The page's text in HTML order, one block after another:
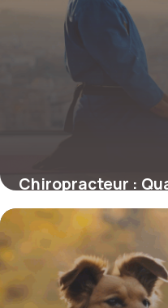
Chiropracteur :
réellement les
4 juillet 2025